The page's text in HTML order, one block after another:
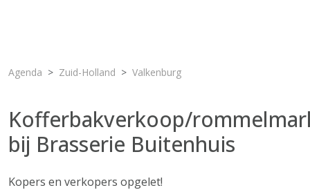
Agenda Zuid-Holland Valkenburg
Kofferbakverkoop/
bij Brasserie Buitenhuis
Kopers en verkopers opgelet!